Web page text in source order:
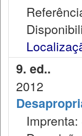
9. ed..
2012
Imprenta: